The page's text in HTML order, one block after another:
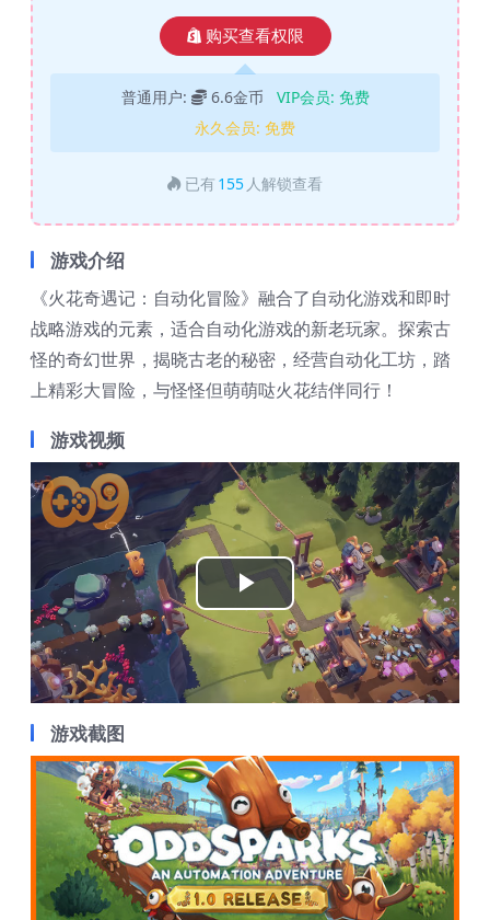
购买查看权限
普通用户: 6.6金币 VIP会员: 免费
永久会员: 免费
已有 155 人解锁查看
游戏介绍
《火花奇遇记：自动化冒险》融合了自动化游戏和即时
战略游戏的元素，适合自动化游戏的新老玩家。探索古
怪的奇幻世界，揭晓古老的秘密，经营自动化工坊，踏
上精彩大冒险，与怪怪但萌萌哒火花结伴同行！
游戏视频
Play
Video
游戏截图